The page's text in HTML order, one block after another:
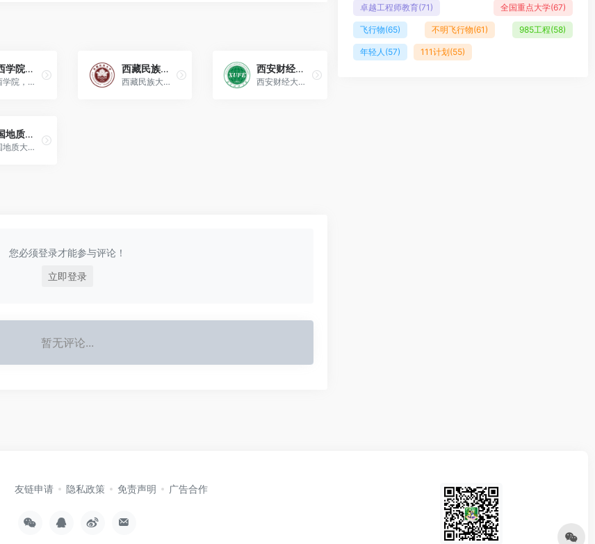
河西学院（HeXi University）
河西学院，位于甘肃省张掖市，是甘肃省属普通本科院校。
西藏民族大学（Xizang Minzu University）
西藏民族大学是西藏自治区人民政府与中华人民共和国国家民族事务委员会共建高校。
西安财经大学（Xi’an University of Finance and Economics）
西安财经大学位于陕西省西安市，是由陕西省人民政府与国家统计局共建的普通高等学校。
中国地质大学（武汉）（China University of Geosciences，缩写CUG）
中国地质大学（武汉）是由教育部主管，国务院教育行政部门与国土资源部门、湖北省人民政府合作共建的全日制高校。
您必须登录才能参与评论！
立即登录
暂无评论...
卓越工程师教育(71) 全国重点大学(67)
飞行物(65) 不明飞行物(61) 985工程(58)
年轻人 (57) 111计划(55)
友链申请 隐私政策 免责声明 广告合作